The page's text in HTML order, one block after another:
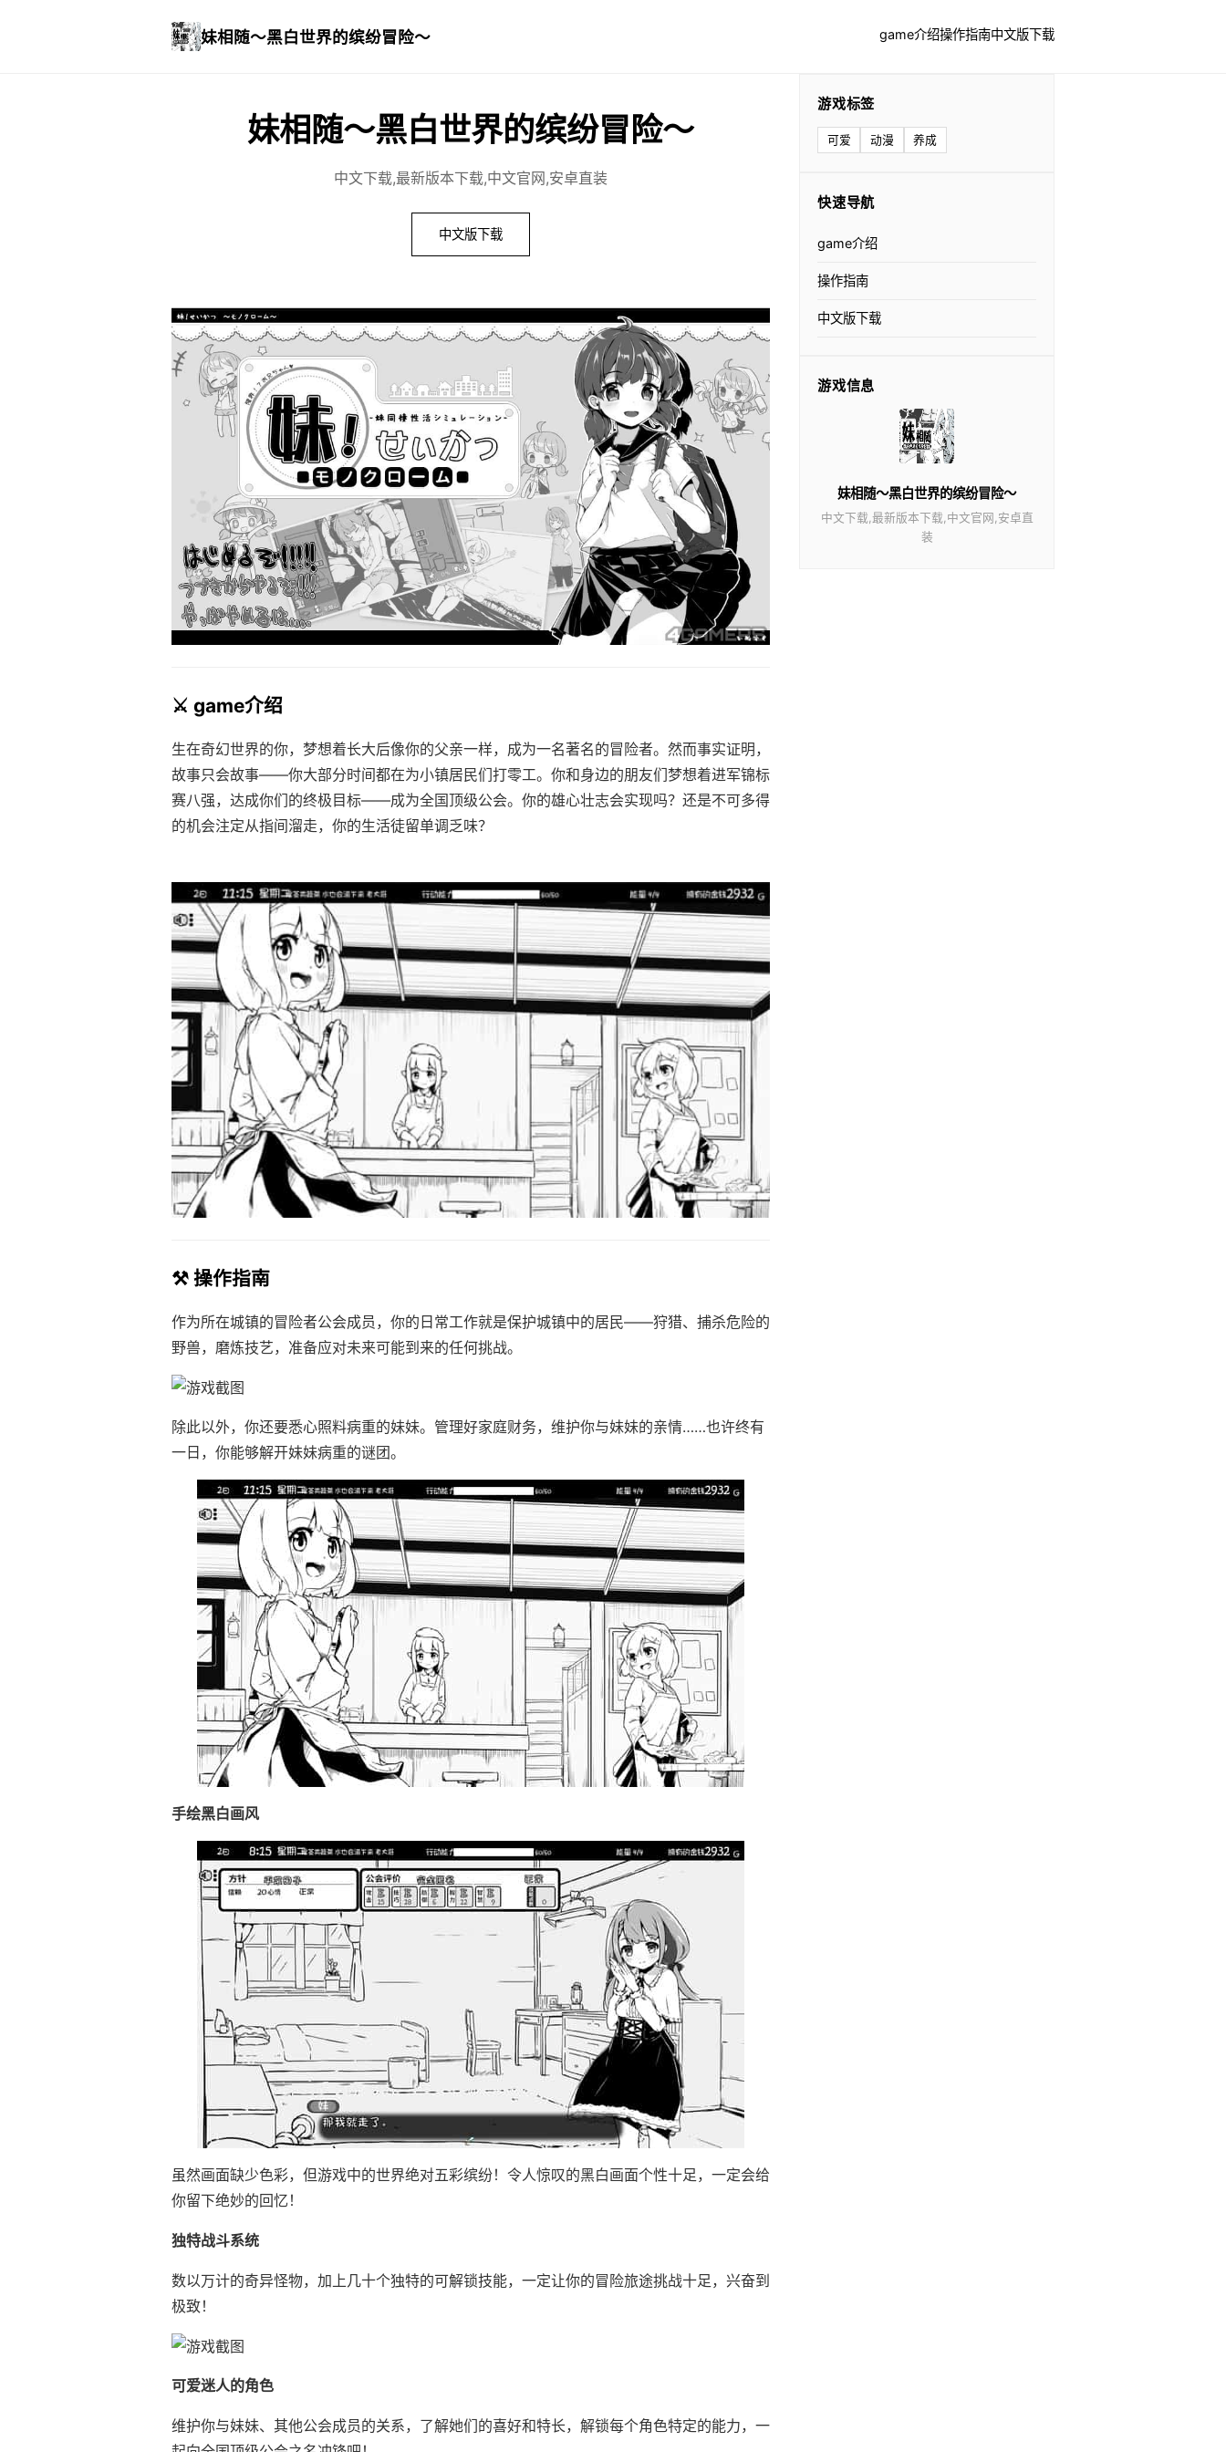
妹相随～黑白世界的缤纷冒险～ game介绍操作指南中文版下载
妹相随～黑白世界的缤纷冒险～
中文下载,最新版本下载,中文官网,安卓直装
中文版下载
⚔️ game介绍
生在奇幻世界的你，梦想着长大后像你的父亲一样，成为一名著名的冒险者。然而事实证明，
故事只会故事——你大部分时间都在为小镇居民们打零工。你和身边的朋友们梦想着进军锦标
赛八强，达成你们的终极目标——成为全国顶级公会。你的雄心壮志会实现吗？还是不可多得
的机会注定从指间溜走，你的生活徒留单调乏味？
⚒️ 操作指南
作为所在城镇的冒险者公会成员，你的日常工作就是保护城镇中的居民——狩猎、捕杀危险的
野兽，磨炼技艺，准备应对未来可能到来的任何挑战。
除此以外，你还要悉心照料病重的妹妹。管理好家庭财务，维护你与妹妹的亲情……也许终有
一日，你能够解开妹妹病重的谜团。
手绘黑白画风
虽然画面缺少色彩，但游戏中的世界绝对五彩缤纷！令人惊叹的黑白画面个性十足，一定会给
你留下绝妙的回忆！
独特战斗系统
数以万计的奇异怪物，加上几十个独特的可解锁技能，一定让你的冒险旅途挑战十足，兴奋到
极致！
可爱迷人的角色
维护你与妹妹、其他公会成员的关系，了解她们的喜好和特长，解锁每个角色特定的能力，一
游戏标签
可爱 动漫 养成
快速导航
game介绍
操作指南
中文版下载
游戏信息
妹相随～黑白世界的缤纷冒险～
中文下载,最新版本下载,中文官网,安卓直
装